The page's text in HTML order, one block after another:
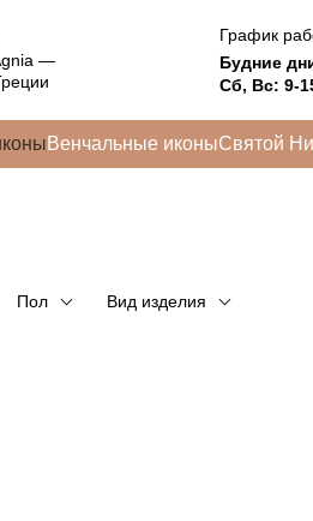
График
Будние
Сб, Вс: 9-
Венчальные иконыСвятой
Пол Вид изделия